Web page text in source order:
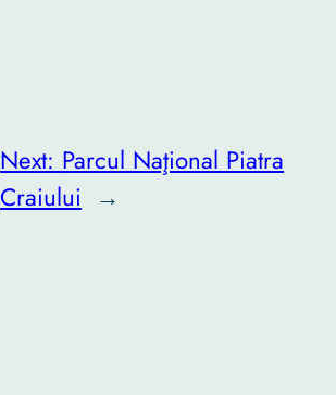
Next: Parcul Naţional Piatra
Craiului →